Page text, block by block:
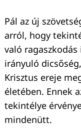
Pál az új
arról, hogy
való
irányuló
Krisztus ereje
életében. Ennek
tekintélye
mindenütt.